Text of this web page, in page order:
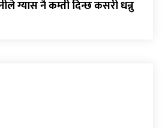
ग्यास नै कम्ती दिन्छ कसरी धन्नु